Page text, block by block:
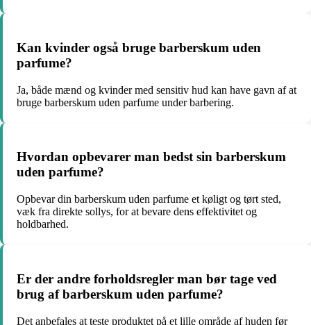
Kan kvinder også bruge barberskum uden
parfume?
Ja, både mænd og kvinder med sensitiv hud kan have gavn af at
bruge barberskum uden parfume under barbering.
Hvordan opbevarer man bedst sin barberskum
uden parfume?
Opbevar din barberskum uden parfume et køligt og tørt sted,
væk fra direkte sollys, for at bevare dens effektivitet og
holdbarhed.
Er der andre forholdsregler man bør tage ved
brug af barberskum uden parfume?
Det anbefales at teste produktet på et lille område af huden før